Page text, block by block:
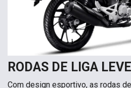
RODAS DE LIGA LEVE
Com design esportivo, as rodas